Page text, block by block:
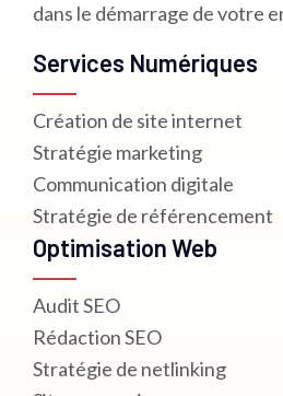
dans le démarrage de votre
Services Numériques
Création de site internet
Stratégie marketing
Communication digitale
Stratégie de référencement
Optimisation Web
Audit SEO
Rédaction SEO
Stratégie de netlinking